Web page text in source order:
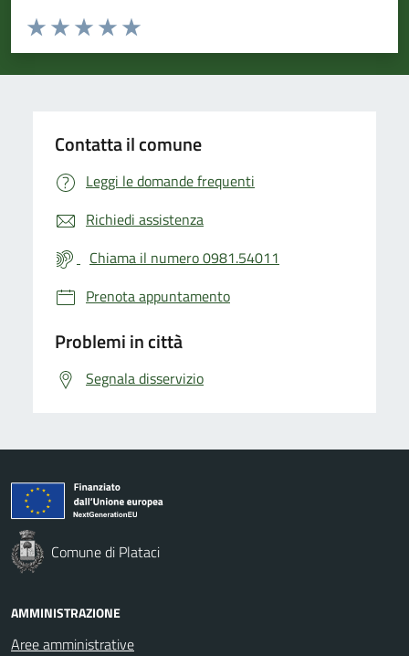
Valuta da 1 a 5 stelle la pagina
Valuta 5 stelle su 5
Valuta 4 stelle su 5
Valuta 3 stelle su 5
Valuta 2 stelle su 5
Valuta 1 stelle su 5
Contatta il comune
Leggi le domande frequenti
Richiedi assistenza
Chiama il numero 0981.54011
Prenota appuntamento
Problemi in città
Segnala disservizio
Comune di Plataci
AMMINISTRAZIONE
Aree amministrative